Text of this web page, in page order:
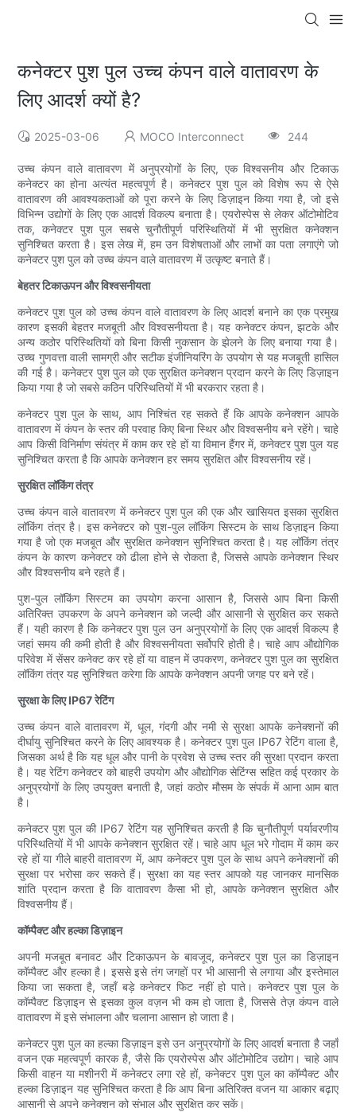
कनेक्टर पुश पुल उच्च कंपन वाले वातावरण के
लिए आदर्श क्यों है?
2025-03-06 MOCO Interconnect 244
उच्च कंपन वाले वातावरण में अनुप्रयोगों के लिए, एक विश्वसनीय और टिकाऊ
कनेक्टर का होना अत्यंत महत्वपूर्ण है। कनेक्टर पुश पुल को विशेष रूप से ऐसे
वातावरण की आवश्यकताओं को पूरा करने के लिए डिज़ाइन किया गया है, जो इसे
विभिन्न उद्योगों के लिए एक आदर्श विकल्प बनाता है। एयरोस्पेस से लेकर ऑटोमोटिव
तक, कनेक्टर पुश पुल सबसे चुनौतीपूर्ण परिस्थितियों में भी सुरक्षित कनेक्शन
सुनिश्चित करता है। इस लेख में, हम उन विशेषताओं और लाभों का पता लगाएंगे जो
कनेक्टर पुश पुल को उच्च कंपन वाले वातावरण में उत्कृष्ट बनाते हैं।
बेहतर टिकाऊपन और विश्वसनीयता
कनेक्टर पुश पुल को उच्च कंपन वाले वातावरण के लिए आदर्श बनाने का एक प्रमुख
कारण इसकी बेहतर मजबूती और विश्वसनीयता है। यह कनेक्टर कंपन, झटके और
अन्य कठोर परिस्थितियों को बिना किसी नुकसान के झेलने के लिए बनाया गया है।
उच्च गुणवत्ता वाली सामग्री और सटीक इंजीनियरिंग के उपयोग से यह मजबूती हासिल
की गई है। कनेक्टर पुश पुल को एक सुरक्षित कनेक्शन प्रदान करने के लिए डिज़ाइन
किया गया है जो सबसे कठिन परिस्थितियों में भी बरकरार रहता है।
कनेक्टर पुश पुल के साथ, आप निश्चिंत रह सकते हैं कि आपके कनेक्शन आपके
वातावरण में कंपन के स्तर की परवाह किए बिना स्थिर और विश्वसनीय बने रहेंगे। चाहे
आप किसी विनिर्माण संयंत्र में काम कर रहे हों या विमान हैंगर में, कनेक्टर पुश पुल यह
सुनिश्चित करता है कि आपके कनेक्शन हर समय सुरक्षित और विश्वसनीय रहें।
सुरक्षित लॉकिंग तंत्र
उच्च कंपन वाले वातावरण में कनेक्टर पुश पुल की एक और खासियत इसका सुरक्षित
लॉकिंग तंत्र है। इस कनेक्टर को पुश-पुल लॉकिंग सिस्टम के साथ डिज़ाइन किया
गया है जो एक मजबूत और सुरक्षित कनेक्शन सुनिश्चित करता है। यह लॉकिंग तंत्र
कंपन के कारण कनेक्टर को ढीला होने से रोकता है, जिससे आपके कनेक्शन स्थिर
और विश्वसनीय बने रहते हैं।
पुश-पुल लॉकिंग सिस्टम का उपयोग करना आसान है, जिससे आप बिना किसी
अतिरिक्त उपकरण के अपने कनेक्शन को जल्दी और आसानी से सुरक्षित कर सकते
हैं। यही कारण है कि कनेक्टर पुश पुल उन अनुप्रयोगों के लिए एक आदर्श विकल्प है
जहां समय की कमी होती है और विश्वसनीयता सर्वोपरि होती है। चाहे आप औद्योगिक
परिवेश में सेंसर कनेक्ट कर रहे हों या वाहन में उपकरण, कनेक्टर पुश पुल का सुरक्षित
लॉकिंग तंत्र यह सुनिश्चित करेगा कि आपके कनेक्शन अपनी जगह पर बने रहें।
सुरक्षा के लिए IP67 रेटिंग
उच्च कंपन वाले वातावरण में, धूल, गंदगी और नमी से सुरक्षा आपके कनेक्शनों की
दीर्घायु सुनिश्चित करने के लिए आवश्यक है। कनेक्टर पुश पुल IP67 रेटिंग वाला है,
जिसका अर्थ है कि यह धूल और पानी के प्रवेश से उच्च स्तर की सुरक्षा प्रदान करता
है। यह रेटिंग कनेक्टर को बाहरी उपयोग और औद्योगिक सेटिंग्स सहित कई प्रकार के
अनुप्रयोगों के लिए उपयुक्त बनाती है, जहां कठोर मौसम के संपर्क में आना आम बात
है।
कनेक्टर पुश पुल की IP67 रेटिंग यह सुनिश्चित करती है कि चुनौतीपूर्ण पर्यावरणीय
परिस्थितियों में भी आपके कनेक्शन सुरक्षित रहें। चाहे आप धूल भरे गोदाम में काम कर
रहे हों या गीले बाहरी वातावरण में, आप कनेक्टर पुश पुल के साथ अपने कनेक्शनों की
सुरक्षा पर भरोसा कर सकते हैं। सुरक्षा का यह स्तर आपको यह जानकर मानसिक
शांति प्रदान करता है कि वातावरण कैसा भी हो, आपके कनेक्शन सुरक्षित और
विश्वसनीय हैं।
कॉम्पैक्ट और हल्का डिज़ाइन
अपनी मजबूत बनावट और टिकाऊपन के बावजूद, कनेक्टर पुश पुल का डिज़ाइन
कॉम्पैक्ट और हल्का है। इससे इसे तंग जगहों पर भी आसानी से लगाया और इस्तेमाल
किया जा सकता है, जहाँ बड़े कनेक्टर फिट नहीं हो पाते। कनेक्टर पुश पुल के
कॉम्पैक्ट डिज़ाइन से इसका कुल वज़न भी कम हो जाता है, जिससे तेज़ कंपन वाले
वातावरण में इसे संभालना और चलाना आसान हो जाता है।
कनेक्टर पुश पुल का हल्का डिज़ाइन इसे उन अनुप्रयोगों के लिए आदर्श बनाता है जहाँ
वजन एक महत्वपूर्ण कारक है, जैसे कि एयरोस्पेस और ऑटोमोटिव उद्योग। चाहे आप
किसी वाहन या मशीनरी में कनेक्टर लगा रहे हों, कनेक्टर पुश पुल का कॉम्पैक्ट और
हल्का डिज़ाइन यह सुनिश्चित करता है कि आप बिना अतिरिक्त वजन या आकार बढ़ाए
आसानी से अपने कनेक्शन को संभाल और सुरक्षित कर सकें।